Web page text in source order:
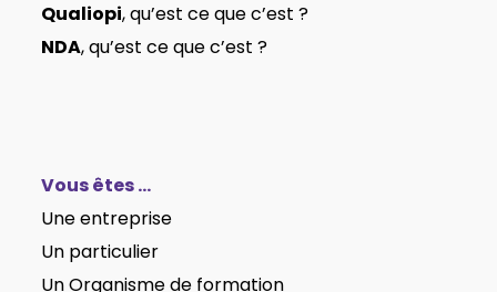
Qualiopi, qu’est ce que c’est ?
NDA, qu’est ce que c’est ?
Vous êtes …
Une entreprise
Un particulier
Un Organisme de formation